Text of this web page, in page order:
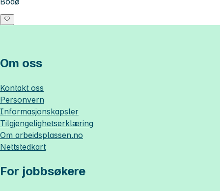
Om oss
Kontakt oss
Personvern
Informasjonskapsler
Tilgjengelighetserklæring
Om arbeidsplassen.no
Nettstedkart
For jobbsøkere